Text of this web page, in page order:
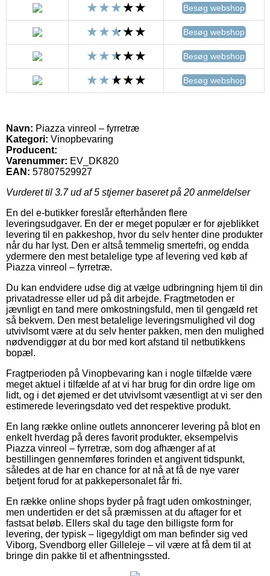
Besøg webshop
Besøg webshop
Besøg webshop
Besøg webshop
Navn: Piazza vinreol – fyrretræ
Kategori: Vinopbevaring
Producent:
Varenummer: EV_DK820
EAN: 57807529927
Vurderet til 3.7ud af 5 stjerner baseret på 20 anmeldelser
En del e-butikker foreslår efterhånden flere
leveringsudgaver. En der er meget populær er for øjeblikket
levering til en pakkeshop, hvor du selv henter dine produkter
når du har lyst. Den er altså temmelig smertefri, og endda
ydermere den mest betalelige type af levering ved køb af
Piazza vinreol – fyrretræ.
Du kan endvidere udse dig at vælge udbringning hjem til din
privatadresse eller ud på dit arbejde. Fragtmetoden er
jævnligt en tand mere omkostningsfuld, men til gengæld ret
så bekvem. Den mest betalelige leveringsmulighed vil dog
utvivlsomt være at du selv henter pakken, men den mulighed
nødvendiggør at du bor med kort afstand til netbutikkens
bopæl.
Fragtperioden på Vinopbevaring kan i nogle tilfælde være
meget aktuel i tilfælde af at vi har brug for din ordre lige om
lidt, og i det øjemed er det utvivlsomt væsentligt at vi ser den
estimerede leveringsdato ved det respektive produkt.
En lang række online outlets annoncerer levering på blot en
enkelt hverdag på deres favorit produkter, eksempelvis
Piazza vinreol – fyrretræ, som dog afhænger af at
bestillingen gennemføres forinden et angivent tidspunkt,
således at de har en chance for at nå at få de nye varer
betjent forud for at pakkepersonalet får fri.
En række online shops byder på fragt uden omkostninger,
men undertiden er det så præmissen at du aftager for et
fastsat beløb. Ellers skal du tage den billigste form for
levering, der typisk – ligegyldigt om man befinder sig ved
Viborg, Svendborg eller Gilleleje – vil være at få dem til at
bringe din pakke til et afhentningssted.